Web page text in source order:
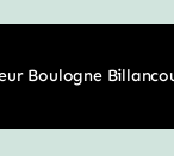
Boulogne